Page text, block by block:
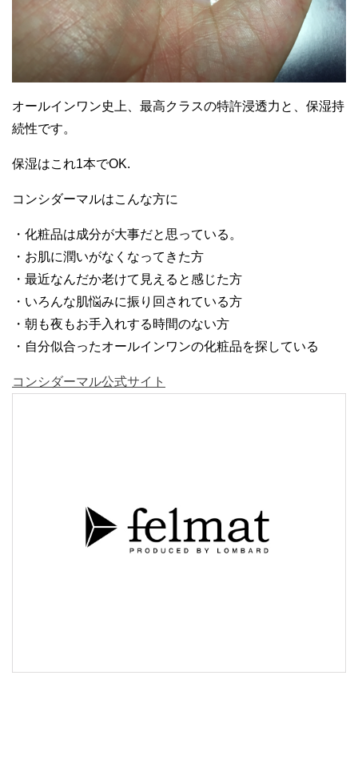
オールインワン史上、最高クラスの特許浸透力と、保湿持
続性です。
保湿はこれ1本でOK.
コンシダーマルはこんな方に
・化粧品は成分が大事だと思っている。
・お肌に潤いがなくなってきた方
・最近なんだか老けて見えると感じた方
・いろんな肌悩みに振り回されている方
・朝も夜もお手入れする時間のない方
・自分似合ったオールインワンの化粧品を探している
コンシダーマル公式サイト